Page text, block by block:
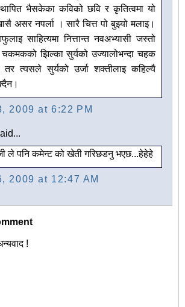
भैसकेका कविको छवि र कृतित्वमा यो
असर नपर्ला । सारै चित्त पो बुझ्यो मलाइ।
साहित्यमा नित्तान्त नवअभ्यासी जस्तो
चकमकको झिल्का सुर्यको उज्यालोभन्दा चहक
तर त्यसले सुर्यको उर्जा शक्तीलाइ कहिल्यै
2009 at 6:22 PM
ले पनि कमेन्ट को खेती गरिछडनु भएछ...हेहेहे
2009 at 12:47 AM
!